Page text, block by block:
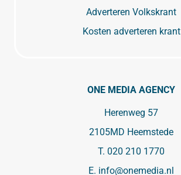
Adverteren Volkskrant
Kosten adverteren krant
ONE MEDIA AGENCY
Herenweg 57
2105MD Heemstede
T. 020 210 1770
E. info@onemedia.nl